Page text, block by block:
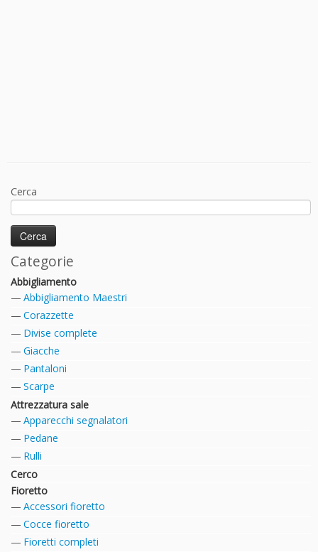
Cerca
Categorie
Abbigliamento
Abbigliamento Maestri
Corazzette
Divise complete
Giacche
Pantaloni
Scarpe
Attrezzatura sale
Apparecchi segnalatori
Pedane
Rulli
Cerco
Fioretto
Accessori fioretto
Cocce fioretto
Fioretti completi